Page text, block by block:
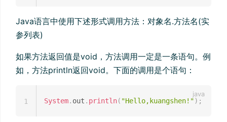
Java语言中使用下述形式调用方法：对象名.方法名(实
参列表)
如果方法返回值是void，方法调用一定是一条语句。例
如，方法println返回void。下面的调用是个语句：
System. out . println( "Hello,kuangshen!") ;
1